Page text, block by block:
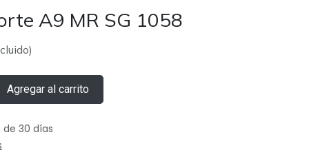
A9 MR SG 1058
Agregar al carrito
30 días